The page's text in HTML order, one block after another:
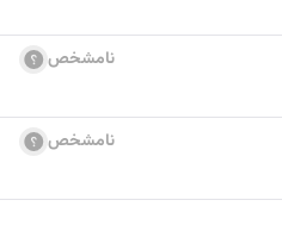
نامشخص
نامشخص
نمایش نقشه